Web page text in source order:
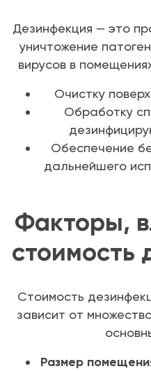
Дезинфекция — это
уничтожение
вирусов в
Очистку
Обработку
Обеспечение
дальнейшего
Факторы,
стоимость
Стоимость
зависит от
Размер